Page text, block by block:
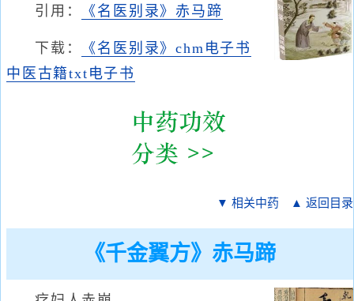
引用： 《名医别录》赤马蹄
下载：
《名医别录》chm电子书
中医古籍txt电子书
▼ 相关中药 ▲ 返回目录
《千金翼方》赤马蹄